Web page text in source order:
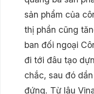
sản phẩm của
thị phần cũng
ban đối ngoại
đi tới đâu tạo
chắc, sau đó
đứng. Từ lâu